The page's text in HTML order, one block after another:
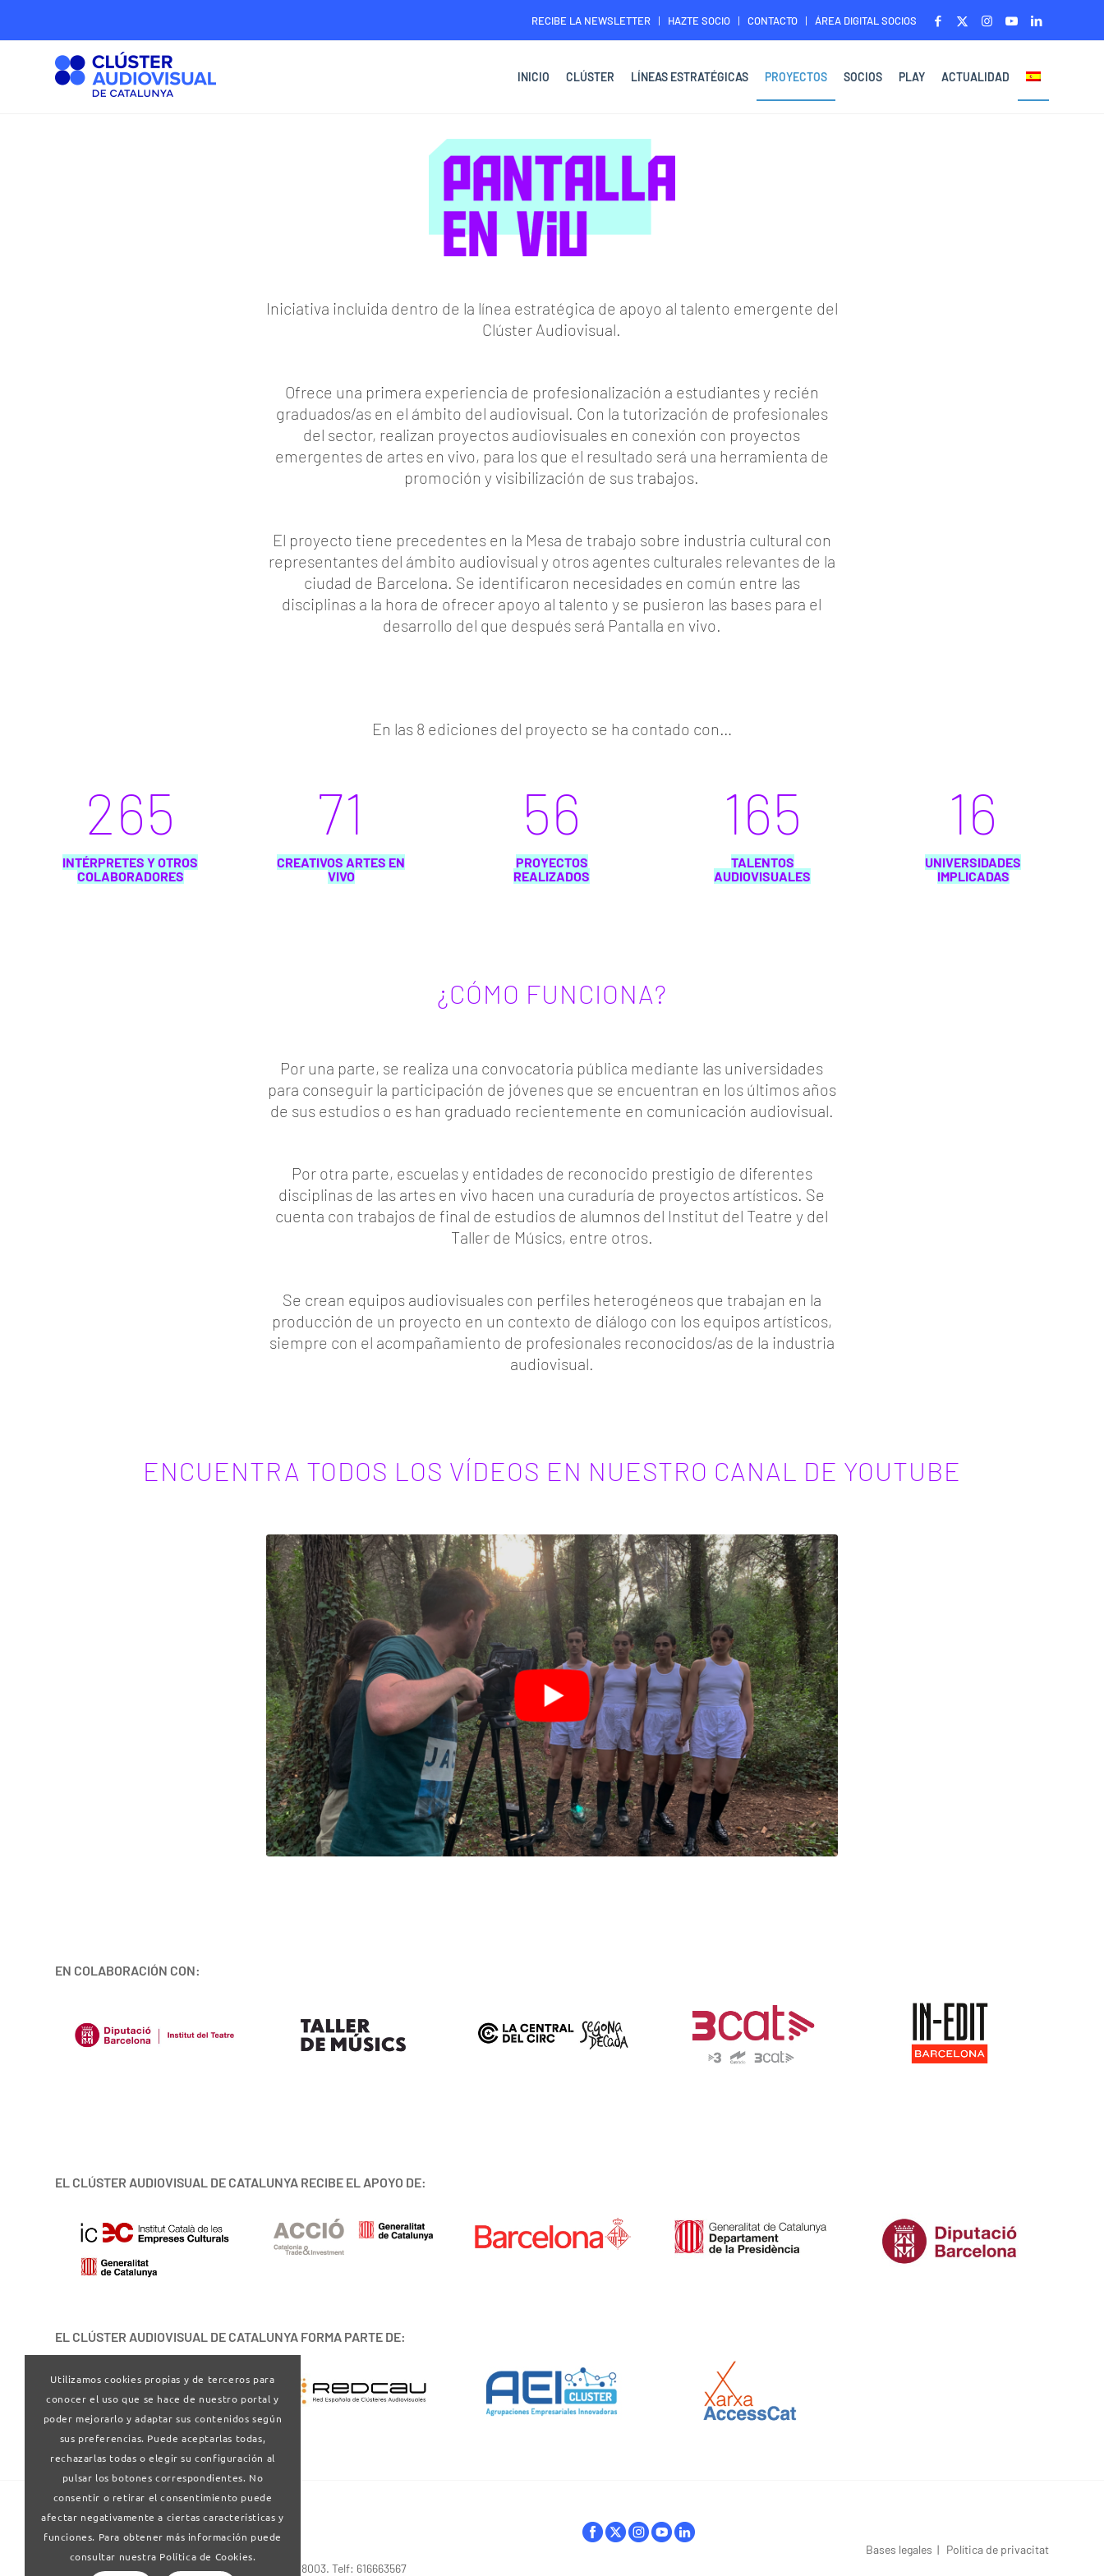
RECIBE LA NEWSLETTER HAZTE SOCIO CONTACTO ÁREA DIGITAL SOCIOS
INICIO CLÚSTER LÍNEAS ESTRATÉGICAS PROYECTOS SOCIOS PLAY ACTUALIDAD
Iniciativa incluida dentro de la línea estratégica de apoyo al talento emergente del
Clúster Audiovisual.
Ofrece una primera experiencia de profesionalización a estudiantes y recién
graduados/as en el ámbito del audiovisual. Con la tutorización de profesionales
del sector, realizan proyectos audiovisuales en conexión con proyectos
emergentes de artes en vivo, para los que el resultado será una herramienta de
promoción y visibilización de sus trabajos.
El proyecto tiene precedentes en la Mesa de trabajo sobre industria cultural con
representantes del ámbito audiovisual y otros agentes culturales relevantes de la
ciudad de Barcelona. Se identificaron necesidades en común entre las
disciplinas a la hora de ofrecer apoyo al talento y se pusieron las bases para el
desarrollo del que después será Pantalla en vivo.
En las 8 ediciones del proyecto se ha contado con…
265
INTÉRPRETES Y OTROS
COLABORADORES
71
CREATIVOS ARTES EN
VIVO
56
PROYECTOS
REALIZADOS
165
TALENTOS
AUDIOVISUALES
16
UNIVERSIDADES
IMPLICADAS
¿CÓMO FUNCIONA?
Por una parte, se realiza una convocatoria pública mediante las universidades
para conseguir la participación de jóvenes que se encuentran en los últimos años
de sus estudios o es han graduado recientemente en comunicación audiovisual.
Por otra parte, escuelas y entidades de reconocido prestigio de diferentes
disciplinas de las artes en vivo hacen una curaduría de proyectos artísticos. Se
cuenta con trabajos de final de estudios de alumnos del Institut del Teatre y del
Taller de Músics, entre otros.
Se crean equipos audiovisuales con perfiles heterogéneos que trabajan en la
producción de un proyecto en un contexto de diálogo con los equipos artísticos,
siempre con el acompañamiento de profesionales reconocidos/as de la industria
audiovisual.
ENCUENTRA TODOS LOS VÍDEOS EN NUESTRO CANAL DE YOUTUBE
EN COLABORACIÓN CON:
EL CLÚSTER AUDIOVISUAL DE CATALUNYA RECIBE EL APOYO DE:
EL CLÚSTER AUDIOVISUAL DE CATALUNYA FORMA PARTE DE:
Via Laietana 32-34 4ª planta . Barcelona 08003. Telf: 616663567
Bases legales | Política de privacitat
Utilizamos cookies propias y de terceros para
conocer el uso que se hace de nuestro portal y
poder mejorarlo y adaptar sus contenidos según
sus preferencias. Puede aceptarlas todas,
rechazarlas todas o elegir su configuración al
pulsar los botones correspondientes. No
consentir o retirar el consentimiento puede
afectar negativamente a ciertas características y
funciones. Para obtener más información puede
consultar nuestra Política de Cookies.